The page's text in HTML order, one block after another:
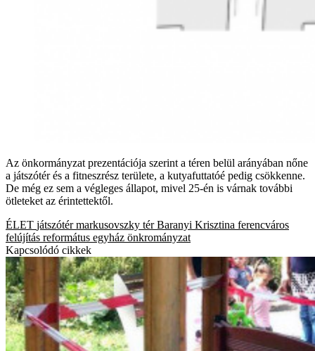
Az önkormányzat prezentációja szerint a téren belül arányában nőne
a játszótér és a fitneszrész területe, a kutyafuttatóé pedig csökkenne.
De még ez sem a végleges állapot, mivel 25-én is várnak további
ötleteket az érintettektől.
ÉLET játszótér markusovszky tér Baranyi Krisztina ferencváros
felújítás református egyház önkrományzat
Kapcsolódó cikkek